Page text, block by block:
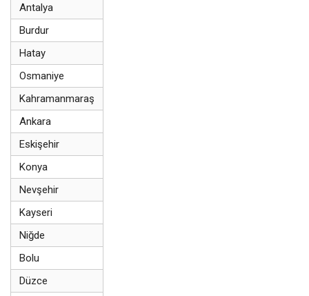
Antalya
Burdur
Hatay
Osmaniye
Kahramanmaraş
Ankara
Eskişehir
Konya
Nevşehir
Kayseri
Niğde
Bolu
Düzce